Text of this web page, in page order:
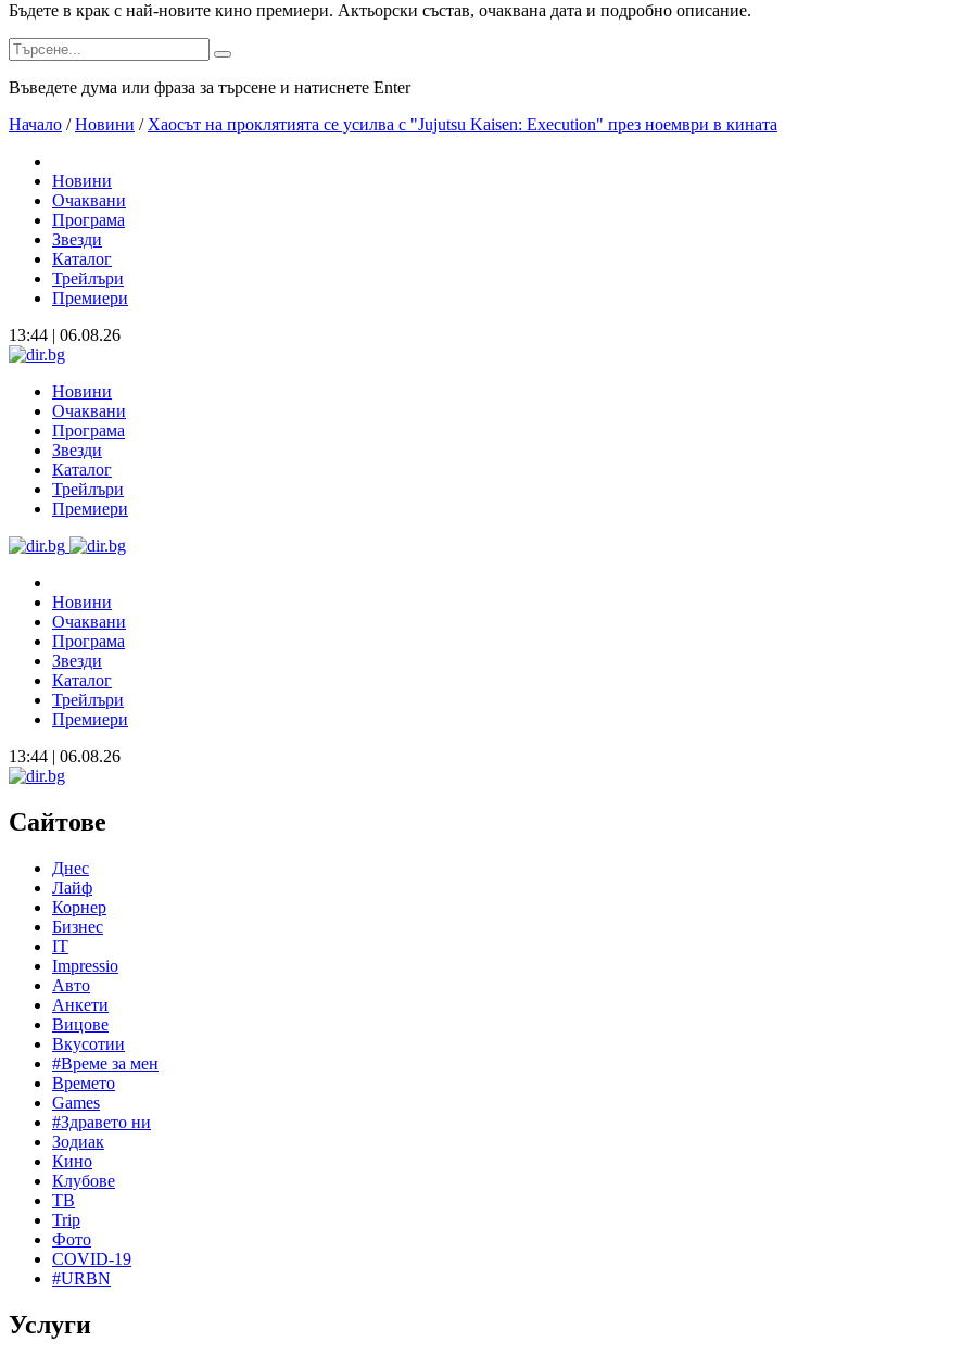
Бъдете в крак с най-новите кино премиери. Актьорски състав, очаквана дата и подробно описание.
Въведете дума или фраза за търсене и натиснете Enter
Начало / Новини / Хаосът на проклятията се усилва с "Jujutsu Kaisen: Execution" през ноември в кината
Новини
Очаквани
Програма
Звезди
Каталог
Трейлъри
Премиери
13:44 | 06.08.26
Новини
Очаквани
Програма
Звезди
Каталог
Трейлъри
Премиери
Новини
Очаквани
Програма
Звезди
Каталог
Трейлъри
Премиери
13:44 | 06.08.26
Сайтове
Днес
Лайф
Корнер
Бизнес
IT
Impressio
Авто
Анкети
Вицове
Вкусотии
#Време за мен
Времето
Games
#Здравето ни
Зодиак
Кино
Клубове
ТВ
Trip
Фото
COVID-19
#URBN
Услуги